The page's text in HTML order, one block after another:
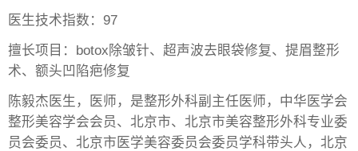
医生技术指数：97
擅长项目：botox除皱针、超声波去眼袋修复、提眉整形
术、额头凹陷疤修复
陈毅杰医生，医师，是整形外科副主任医师，中华医学会
整形美容学会会员、北京市、北京市美容整形外科专业委
员会委员、北京市医学美容委员会委员学科带头人，北京